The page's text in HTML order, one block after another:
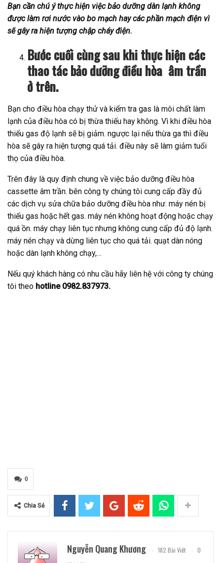
Bạn cần chú ý thực hiện việc bảo dưỡng dàn lạnh không
được làm rơi nước vào bo mạch hay các phần mạch điện vì
sẽ gây ra hiện tượng chập cháy điện.
Bước cuối cùng sau khi thực hiện các
thao tác bảo dưỡng điều hòa âm trần
ở trên.
Bạn cho điều hòa chạy thử và kiểm tra gas là môi chất làm
lạnh của điều hòa có bị thừa thiếu hay không. Vì khi điều hòa
thiếu gas độ lạnh sẽ bị giảm. ngược lại nếu thừa ga thì điều
hòa sẽ gây ra hiện tượng quá tải. điều này sẽ làm giảm tuổi
thọ của điều hòa.
Trên đây là quy định chung về việc bảo dưỡng điều hòa
cassette âm trần. bên công ty chúng tôi cung cấp đầy đủ
các dịch vụ sửa chữa bảo dưỡng điều hòa như. máy nén bị
thiếu gas hoặc hết gas. máy nén không hoạt động hoặc chạy
quá ồn. máy chạy liên tục nhưng không cung cấp đủ độ lạnh.
máy nén chạy và dừng liên tục cho quá tải. quạt dàn nóng
hoặc dàn lạnh không chạy,…
Nếu quý khách hàng có nhu cầu hãy liên hệ với công ty chúng
tôi theo hotline 0982.837973.
0
Chia Sẻ
Nguyễn Quang Khương 182 Bài Viết
0